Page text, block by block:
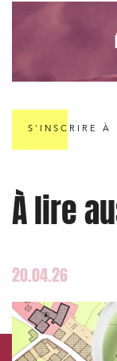
S'INSCRIRE À
À lire
20.04.26
Banque
Droit des
J'ai lu et